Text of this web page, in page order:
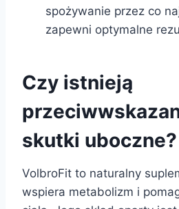
spożywanie przez co
zapewni optymalne
Czy istnieją
skutki uboczne?
VolbroFit to naturalny
wspiera metabolizm i